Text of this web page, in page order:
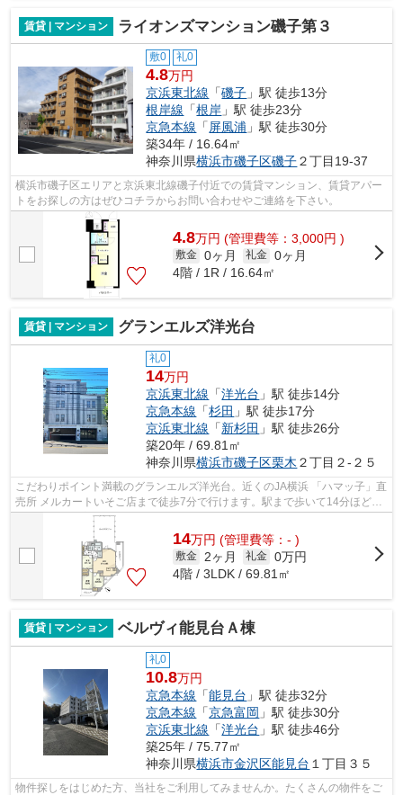
賃貸 | マンション ライオンズマンション磯子第３
敷0 礼0
4.8万円
京浜東北線 「磯子 」駅 徒歩13分
根岸線 「根岸 」駅 徒歩23分
京急本線 「屏風浦 」駅 徒歩30分
築34年 / 16.64㎡
神奈川県横浜市磯子区磯子２丁目19-37
横浜市磯子区エリアと京浜東北線磯子付近での賃貸マンション、賃貸アパー
トをお探しの方はぜひコチラからお問い合わせやご連絡を下さい。
4.8万円 (管理費等：3,000円 )
敷金 0ヶ月 礼金 0ヶ月
4階 / 1R / 16.64㎡
賃貸 | マンション グランエルズ洋光台
礼0
14万円
京浜東北線 「洋光台 」駅 徒歩14分
京急本線 「杉田 」駅 徒歩17分
京浜東北線 「新杉田 」駅 徒歩26分
築20年 / 69.81㎡
神奈川県横浜市磯子区栗木 ２丁目２-２５
こだわりポイント満載のグランエルズ洋光台。近くのJA横浜 「ハマッ子」直
売所 メルカートいそご店まで徒歩7分で行けます。駅まで歩いて14分ほど
の、魅力的な立地の物件です。移動範囲...
14万円 (管理費等：- )
敷金 2ヶ月 礼金 0万円
4階 / 3LDK / 69.81㎡
賃貸 | マンション ベルヴィ能見台Ａ棟
礼0
10.8万円
京急本線 「能見台 」駅 徒歩32分
京急本線 「京急富岡 」駅 徒歩30分
京浜東北線 「洋光台 」駅 徒歩46分
築25年 / 75.77㎡
神奈川県横浜市金沢区能見台 １丁目３５
物件探しをはじめた方、当社をご利用してみませんか。たくさんの物件をご